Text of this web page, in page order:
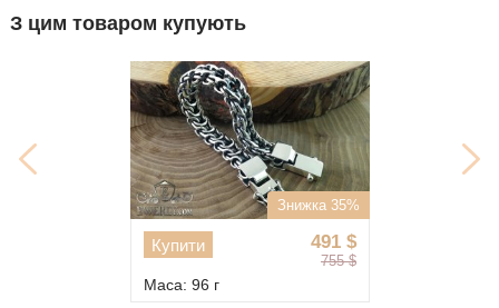
З цим товаром купують
Знижка 35%
491 $
755 $
Купити
Маса: 96 г